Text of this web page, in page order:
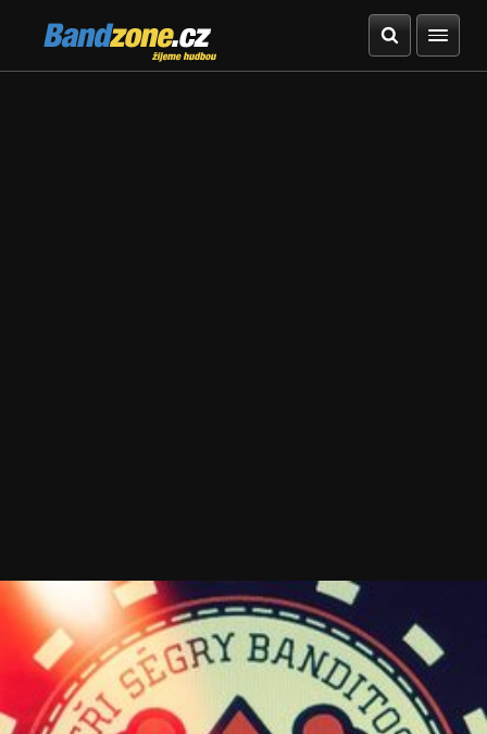
Bandzone.cz
žijeme hudbou